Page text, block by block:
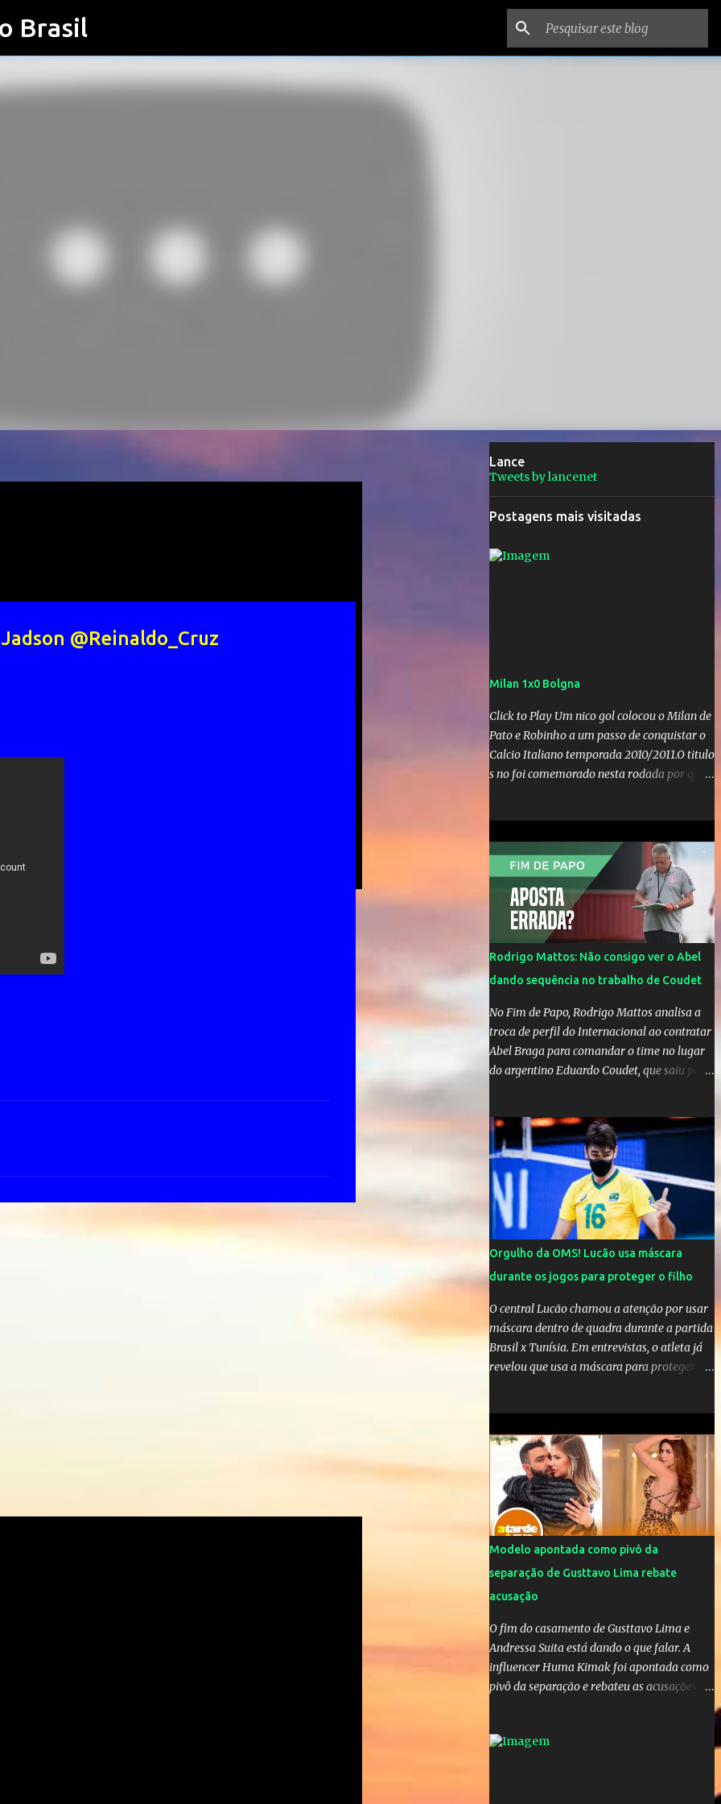
Brasil
@Reinaldo_Cruz
Lance
Tweets by lancenet
Postagens mais visitadas
Milan 1x0 Bolgna
Click to Play Um nico gol colocou o Milan de
Pato e Robinho a um passo de conquistar o
Calcio Italiano temporada 2010/2011.O titulo
s no foi comemorado nesta rodada por que a
voltandoa Italia e para dirigir de novo a
Internazionale.Na velha bota tudo parece
definido e tem o Milan como virtual
campeao. ;
Rodrigo Mattos: Não consigo ver o Abel
dando sequência no trabalho de Coudet
No Fim de Papo, Rodrigo Mattos analisa a
troca de perfil do Internacional ao contratar
Abel Braga para comandar o time no lugar
do argentino Eduardo Coudet, que saiu para
Orgulho da OMS! Lucão usa máscara
durante os jogos para proteger o filho
O central Lucão chamou a atenção por usar
máscara dentro de quadra durante a partida
Brasil x Tunísia. Em entrevistas, o atleta já
revelou que usa a máscara para proteger seu
da OMS! Lucão usa máscara durante os
jogos para proteger o filho Brasil goleia a
China por 5 a 0 na estreia brasileira nas
olimpíadas de Tóquio. Marta marcou duas
vezes, Debinha, Andressa Alves e Bia
Zaneratto foram autoras dos gols. Juliette,
embaixadora ‎@Globoplay mandou um xero
para as meninas e falou do seu orgulho.
Modelo apontada como pivô da
separação de Gusttavo Lima rebate
acusação
O fim do casamento de Gusttavo Lima e
Andressa Suita está dando o que falar. A
influencer Huma Kimak foi apontada como
pivô da separação e rebateu as acusações
aqui, nunca pensei que um boato sem pé